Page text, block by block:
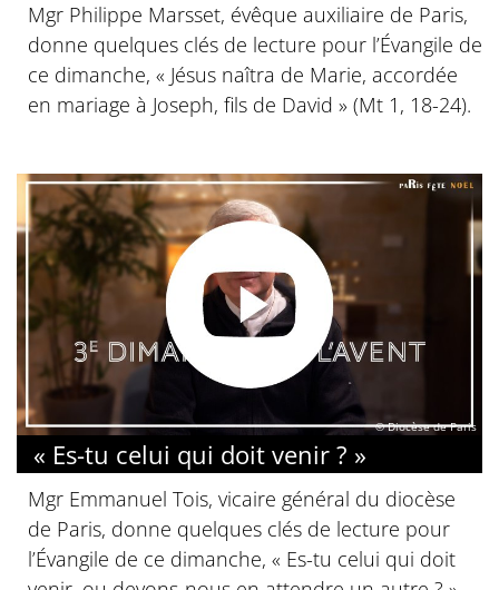
Mgr Philippe Marsset, évêque auxiliaire de Paris,
donne quelques clés de lecture pour l’Évangile de
ce dimanche, « Jésus naîtra de Marie, accordée
en mariage à Joseph, fils de David » (Mt 1, 18-24).
© Diocèse de Paris
« Es-tu celui qui doit venir ? »
Mgr Emmanuel Tois, vicaire général du diocèse
de Paris, donne quelques clés de lecture pour
l’Évangile de ce dimanche, « Es-tu celui qui doit